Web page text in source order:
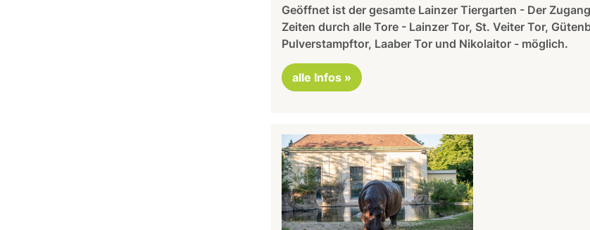
Geöffnet ist der gesamte Lainzer Tiergarten - Der
Zeiten durch alle Tore - Lainzer Tor, St. Veiter Tor,
Pulverstampftor, Laaber Tor und Nikolaitor - möglich.
alle Infos »